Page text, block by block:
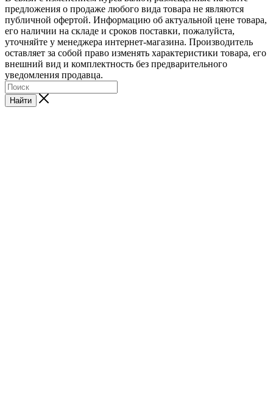
предложения о продаже любого вида товара не являются
публичной офертой. Информацию об актуальной цене товара,
его наличии на складе и сроков поставки, пожалуйста,
уточняйте у менеджера интернет-магазина. Производитель
оставляет за собой право изменять характеристики товара, его
внешний вид и комплектность без предварительного
уведомления продавца.
Найти